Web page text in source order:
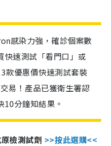
感染力強，確診個案數
快速測試「看門口」或
款優惠價快速測試套裝
易！產品已獲衛生署認
10分鐘知結果。
檢測試劑 >>按此選購<<